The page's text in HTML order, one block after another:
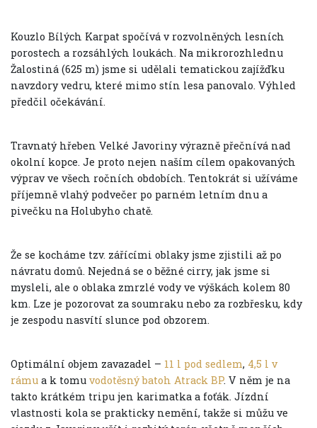
Kouzlo Bílých Karpat spočívá v rozvolněných lesních
porostech a rozsáhlých loukách. Na mikrorozhlednu
Žalostiná (625 m) jsme si udělali tematickou zajížďku
navzdory vedru, které mimo stín lesa panovalo. Výhled
předčil očekávání.
Travnatý hřeben Velké Javoriny výrazně přečnívá nad
okolní kopce. Je proto nejen naším cílem opakovaných
výprav ve všech ročních obdobích. Tentokrát si užíváme
příjemně vlahý podvečer po parném letním dnu a
pivečku na Holubyho chatě.
Že se kocháme tzv. zářícími oblaky jsme zjistili až po
návratu domů. Nejedná se o běžné cirry, jak jsme si
mysleli, ale o oblaka zmrzlé vody ve výškách kolem 80
km. Lze je pozorovat za soumraku nebo za rozbřesku, kdy
je zespodu nasvítí slunce pod obzorem.
Optimální objem zavazadel – 11 l pod sedlem, 4,5 l v
rámu a k tomu vodotěsný batoh Atrack BP. V něm je na
takto krátkém tripu jen karimatka a foťák. Jízdní
vlastnosti kola se prakticky nemění, takže si můžu ve